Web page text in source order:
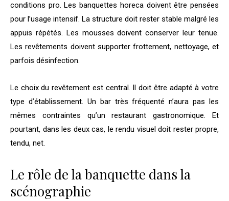
conditions pro. Les banquettes horeca doivent être pensées
pour l’usage intensif. La structure doit rester stable malgré les
appuis répétés. Les mousses doivent conserver leur tenue.
Les revêtements doivent supporter frottement, nettoyage, et
parfois désinfection.
Le choix du revêtement est central. Il doit être adapté à votre
type d’établissement. Un bar très fréquenté n’aura pas les
mêmes contraintes qu’un restaurant gastronomique. Et
pourtant, dans les deux cas, le rendu visuel doit rester propre,
tendu, net.
Le rôle de la banquette dans la
scénographie